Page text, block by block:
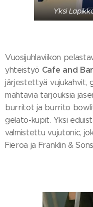
Yksi
Vuosijuhlaviikon
yhteistyö Cafe and
järjestettyä vujukahvit,
mahtavia tarjouksia
burritot ja burrito
gelato-kupit. Yksi
valmistettu vujutonic,
Fieroa ja Franklin &